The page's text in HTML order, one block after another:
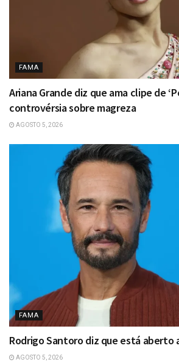
FAMA
Ariana Grande diz que ama clipe de
controvérsia sobre magreza
AGOSTO 5, 2026
FAMA
Rodrigo Santoro diz que está aberto
AGOSTO 5, 2026